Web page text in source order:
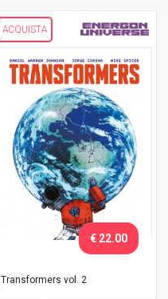
ACQUISTA
Transformers vol. 2
€ 22.00